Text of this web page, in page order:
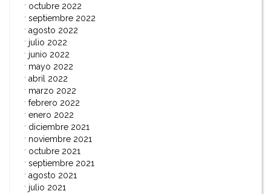
octubre 2022
septiembre 2022
agosto 2022
julio 2022
junio 2022
mayo 2022
abril 2022
marzo 2022
febrero 2022
enero 2022
diciembre 2021
noviembre 2021
octubre 2021
septiembre 2021
agosto 2021
julio 2021